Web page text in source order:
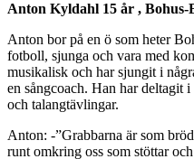
Anton Kyldahl 15 år ,
Anton bor på en ö som heter
fotboll, sjunga och vara med
musikalisk och har sjungit i
en sångcoach. Han har deltagit
och talangtävlingar.
Anton: -”Grabbarna är som
runt omkring oss som stöttar